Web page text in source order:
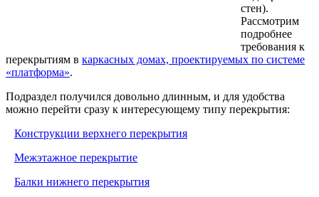
стен).
Рассмотрим
подробнее
требования к
перекрытиям в каркасных домах, проектируемых по системе
«платформа».
Подраздел получился довольно длинным, и для удобства
можно перейти сразу к интересующему типу перекрытия:
Конструкции верхнего перекрытия
Межэтажное перекрытие
Балки нижнего перекрытия